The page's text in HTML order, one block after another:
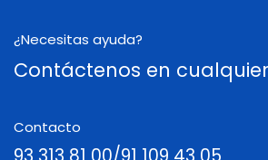
¿Necesitas ayuda?
Contáctenos en
Contacto